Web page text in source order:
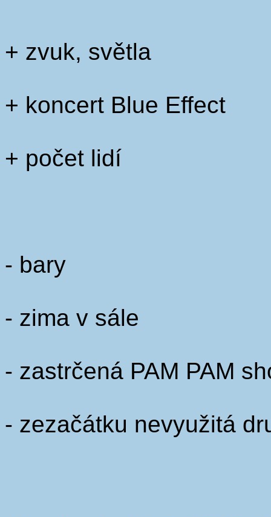
+ zvuk, světla
+ koncert Blue Effect
+ počet lidí
- bary
- zima v sále
- zastrčená PAM PAM
- zezačátku nevyužitá